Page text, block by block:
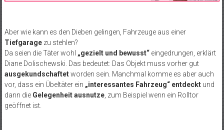
Aber wie kann es den Dieben gelingen, Fahrzeuge aus einer
Tiefgaragezu stehlen?
Da seien die Täter wohl „gezielt und bewusst“eingedrungen, erklärt
Diane Dolischewski. Das bedeutet: Das Objekt muss vorher gut
ausgekundschaftetworden sein. Manchmal komme es aber auch
vor, dass ein Übeltäter ein „interessantes Fahrzeug“ entdecktund
dann die Gelegenheit ausnutze, zum Beispiel wenn ein Rolltor
geöffnet ist.